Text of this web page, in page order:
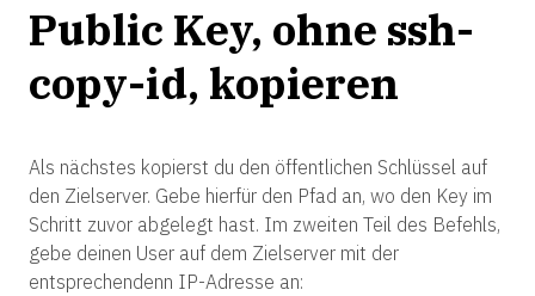
Public Key, ohne ssh-
copy-id, kopieren
Als nächstes kopierst du den öffentlichen Schlüssel auf
den Zielserver. Gebe hierfür den Pfad an, wo den Key im
Schritt zuvor abgelegt hast. Im zweiten Teil des Befehls,
gebe deinen User auf dem Zielserver mit der
entsprechendenn IP-Adresse an: